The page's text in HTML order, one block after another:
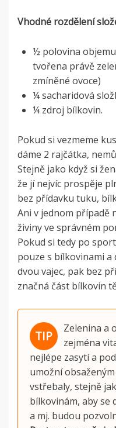
Vhodné rozdělení
½ polovina
tvořena právě
zmíněné ovoce)
¼ sacharidová
¼ zdroj bílkovin.
Pokud si vezmeme
dáme 2 rajčátka,
Stejně jako když si
že jí nejvíc prospěje
bez přídavku tuku,
Ani v jednom případě
živiny ve správném
Pokud si tedy po
pouze s bílkovinami a
dvou vajec, pak bez
značná část bílkovin
Zelenina a
zejména
nejlépe zasytí a
umožní
vstřebaly, stejně
bílkovinám, aby se
a mj. budou